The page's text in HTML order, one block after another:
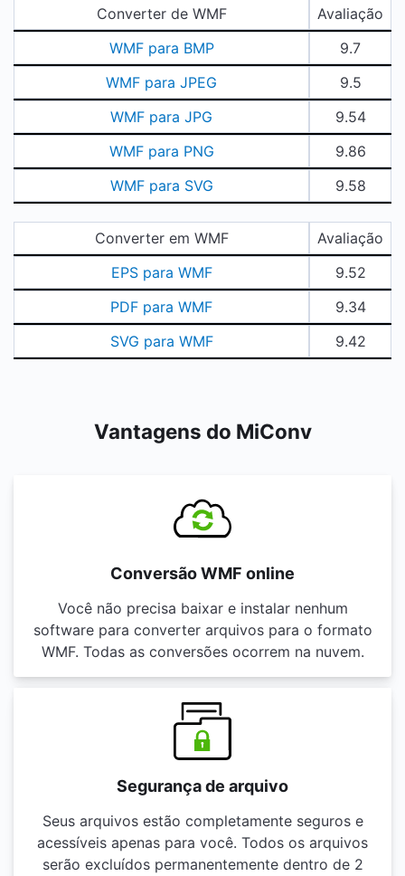
Converter de WMF
Avaliação
WMF para BMP
9.7
WMF para JPEG
9.5
WMF para JPG
9.54
WMF para PNG
9.86
WMF para SVG
9.58
Converter em WMF
Avaliação
EPS para WMF
9.52
PDF para WMF
9.34
SVG para WMF
9.42
Vantagens do MiConv
Conversão WMF online
Você não precisa baixar e instalar nenhum
software para converter arquivos para o formato
WMF. Todas as conversões ocorrem na nuvem.
Segurança de arquivo
Seus arquivos estão completamente seguros e
acessíveis apenas para você. Todos os arquivos
serão excluídos permanentemente dentro de 2